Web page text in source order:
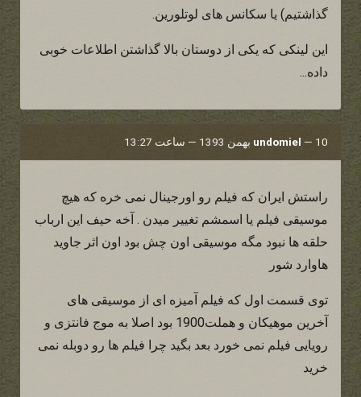
گذاشتیم) یا سکانس های لوتلورین.
این لینکی که یکی از دوستان بالا گذاشتن اطلاعات خوبی
داده...
undomiel — 10 بهمن 1393 — ساعت 13:27
راستش ایران که فیلم رو اورجینال نمی خره که هیچ
موسیقی فیلم یا اسمشم تغییر میدن . آخه حیف این ارباب
حلقه ها نبود مگه موسیقی اون چش بود اون اثر جاوید
هاوارد شور
توی قسمت اول که فیلم آمیزه ای از موسیقی های
آخرین موهیکان و هملت1900 بود اصلا به موج فانتزی و
رویایی فیلم نمی خورد بعد بگید چرا فیلم ها رو دوبله نمی
خرید